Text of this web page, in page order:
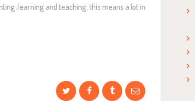
learning and teaching. this means a lot in